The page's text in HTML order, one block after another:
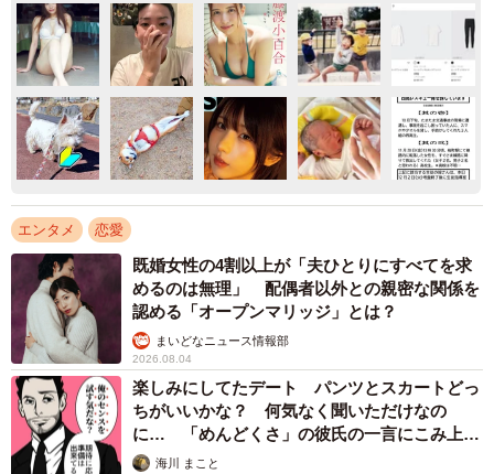
エンタメ 恋愛
既婚女性の4割以上が「夫ひとりにすべてを求
めるのは無理」 配偶者以外との親密な関係を
認める「オープンマリッジ」とは？
まいどなニュース情報部
2026.08.04
楽しみにしてたデート パンツとスカートどっ
ちがいいかな？ 何気なく聞いただけなの
に… 「めんどくさ」の彼氏の一言にこみ上げ
る寂しさ【漫画】
海川 まこと